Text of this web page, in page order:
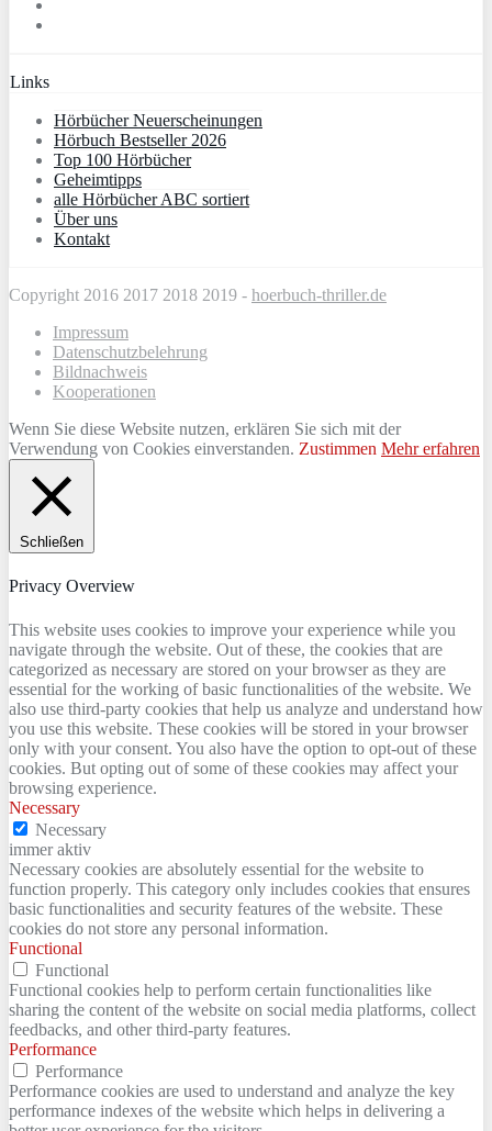
Links
Hörbücher Neuerscheinungen
Hörbuch Bestseller 2026
Top 100 Hörbücher
Geheimtipps
alle Hörbücher ABC sortiert
Über uns
Kontakt
Copyright 2016 2017 2018 2019 - hoerbuch-thriller.de
Impressum
Datenschutzbelehrung
Bildnachweis
Kooperationen
Wenn Sie diese Website nutzen, erklären Sie sich mit der
Verwendung von Cookies einverstanden. Zustimmen Mehr erfahren
Schließen
Privacy Overview
This website uses cookies to improve your experience while you
navigate through the website. Out of these, the cookies that are
categorized as necessary are stored on your browser as they are
essential for the working of basic functionalities of the website. We
also use third-party cookies that help us analyze and understand how
you use this website. These cookies will be stored in your browser
only with your consent. You also have the option to opt-out of these
cookies. But opting out of some of these cookies may affect your
browsing experience.
Necessary
Necessary
immer aktiv
Necessary cookies are absolutely essential for the website to
function properly. This category only includes cookies that ensures
basic functionalities and security features of the website. These
cookies do not store any personal information.
Functional
Functional
Functional cookies help to perform certain functionalities like
sharing the content of the website on social media platforms, collect
feedbacks, and other third-party features.
Performance
Performance
Performance cookies are used to understand and analyze the key
performance indexes of the website which helps in delivering a